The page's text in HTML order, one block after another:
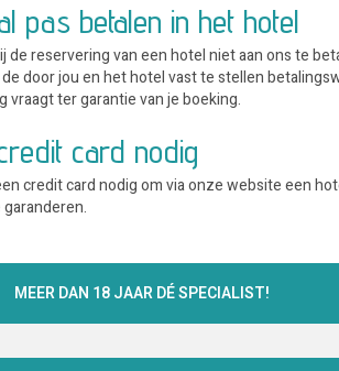
pas betalen in het hotel
de reservering van een hotel niet aan ons te
door jou en het hotel vast te stellen
vraagt ter garantie van je boeking.
card nodig
credit card nodig om via onze website een
MEER DAN 18 JAAR DÉ SPECIALIST!